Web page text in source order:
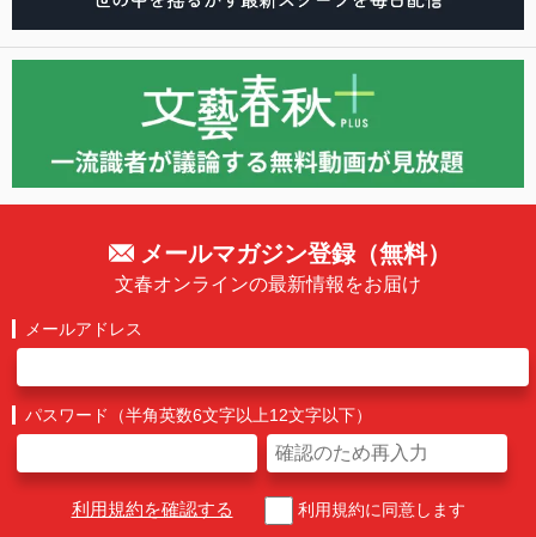
メールマガジン登録（無料）
文春オンラインの最新情報をお届け
メールアドレス
パスワード（半角英数6文字以上12文字以下）
利用規約を確認する 利用規約に同意します